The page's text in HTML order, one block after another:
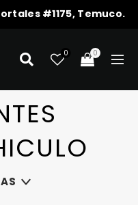
#1175, Temuco.
0 0